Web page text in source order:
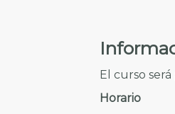
El curso
Horario